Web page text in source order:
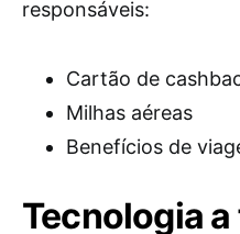
responsáveis:
Cartão de
Milhas aéreas
Benefícios de
Tecnologia